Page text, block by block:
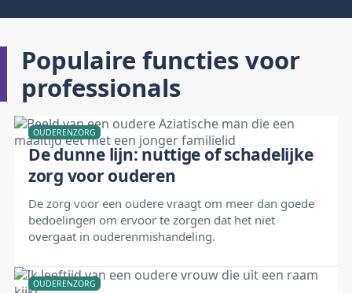
Populaire functies voor
professionals
OUDERENZORG
De dunne lijn: nuttige of schadelijke
zorg voor ouderen
De zorg voor een oudere vraagt om meer dan goede
bedoelingen om ervoor te zorgen dat het niet
overgaat in ouderenmishandeling.
OUDERENZORG